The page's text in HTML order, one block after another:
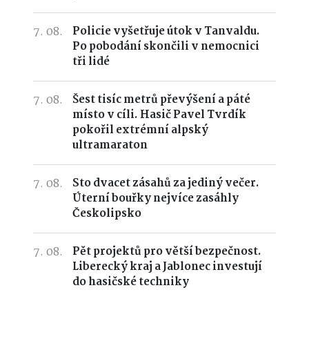
7. 08.
Policie vyšetřuje útok v Tanvaldu.
Po pobodání skončili v nemocnici
tři lidé
7. 08.
Šest tisíc metrů převýšení a páté
místo v cíli. Hasič Pavel Tvrdík
pokořil extrémní alpský
ultramaraton
7. 08.
Sto dvacet zásahů za jediný večer.
Úterní bouřky nejvíce zasáhly
Českolipsko
7. 08.
Pět projektů pro větší bezpečnost.
Liberecký kraj a Jablonec investují
do hasičské techniky